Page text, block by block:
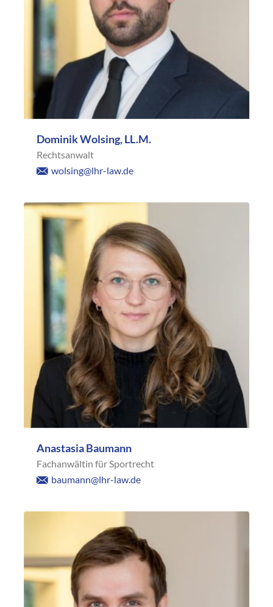
Dominik Wolsing, LL.M.
Rechtsanwalt
wolsing@lhr-law.de
Anastasia Baumann
Fachanwältin für Sportrecht
baumann@lhr-law.de